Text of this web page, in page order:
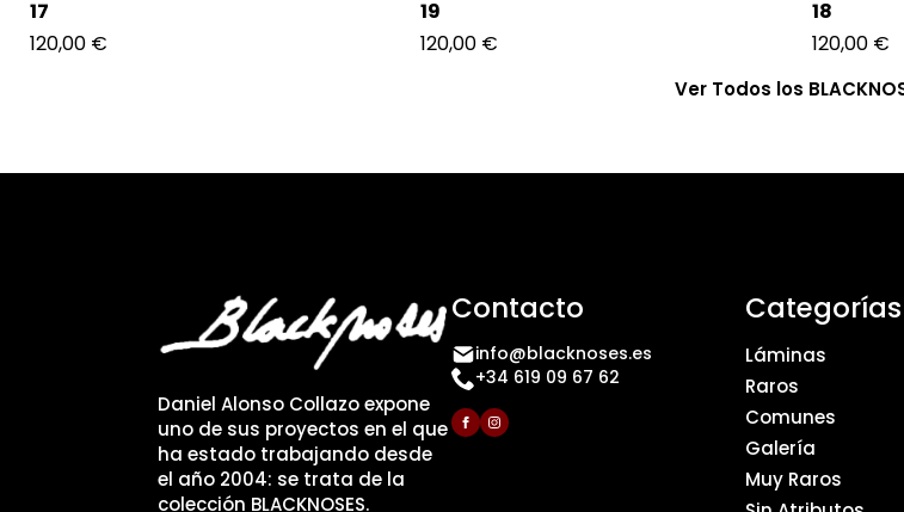
17
120,00 €
19
120,00 €
18
120,00 €
Ver Todos los
Daniel Alonso Collazo expone
uno de sus proyectos en el que
ha estado trabajando desde
el año 2004: se trata de la
colección BLACKNOSES.
Contacto
info@blacknoses.es
+34 619 09 67 62
Categorías
Láminas
Raros
Comunes
Galería
Muy Raros